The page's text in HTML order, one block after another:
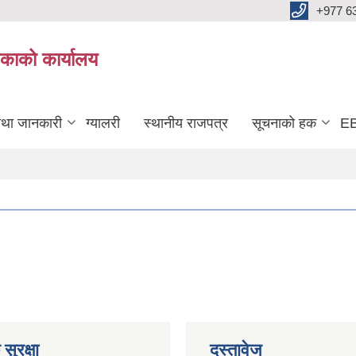
+977
कार्यालय
जानकारी ग्यालरी स्थानीय राजपत्र सूचनाको हक
दस्तावेज